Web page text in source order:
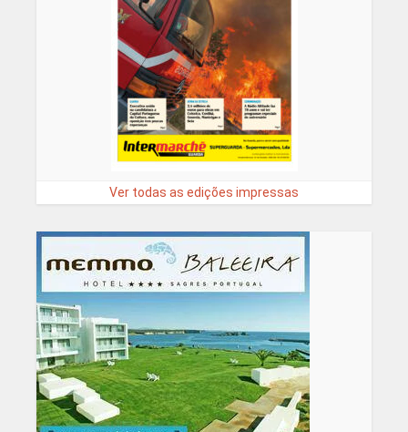
Ver todas as edições impressas